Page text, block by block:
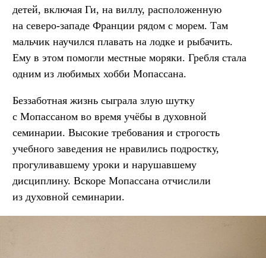
детей, включая Ги, на виллу, расположенную
на северо-западе Франции рядом с морем. Там
мальчик научился плавать на лодке и рыбачить.
Ему в этом помогли местные моряки. Гребля стала
одним из любимых хобби Мопассана.
Беззаботная жизнь сыграла злую шутку
с Мопассаном во время учёбы в духовной
семинарии. Высокие требования и строгость
учебного заведения не нравились подростку,
прогуливавшему уроки и нарушавшему
дисциплину. Вскоре Мопассана отчислили
из духовной семинарии.